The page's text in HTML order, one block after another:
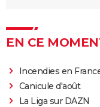
EN CE
Incendies en
Canicule d'août
La Liga sur DAZN